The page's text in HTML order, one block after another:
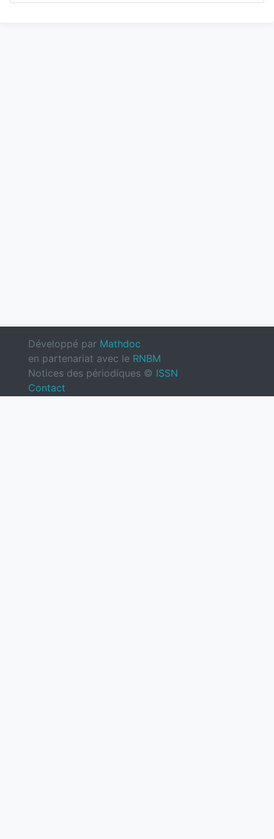
Développé par Mathdoc
en partenariat avec le RNBM
Notices des périodiques © ISSN
Contact